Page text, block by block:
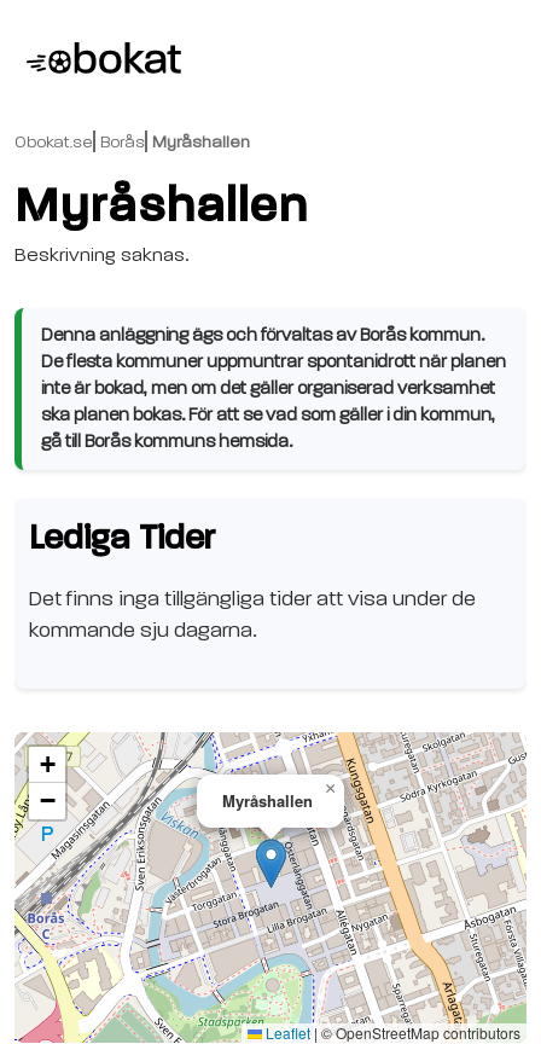
Obokat.se Borås Myråshallen
Myråshallen
Beskrivning saknas.
Denna anläggning ägs och förvaltas av Borås kommun.
De flesta kommuner uppmuntrar spontanidrott när planen
inte är bokad, men om det gäller organiserad verksamhet
ska planen bokas. För att se vad som gäller i din kommun,
gå till Borås kommuns hemsida.
Lediga Tider
Det finns inga tillgängliga tider att visa under de
kommande sju dagarna.
Myråshallen
×
+
−
Leaflet | © OpenStreetMap contributors
Se planen på Google Maps